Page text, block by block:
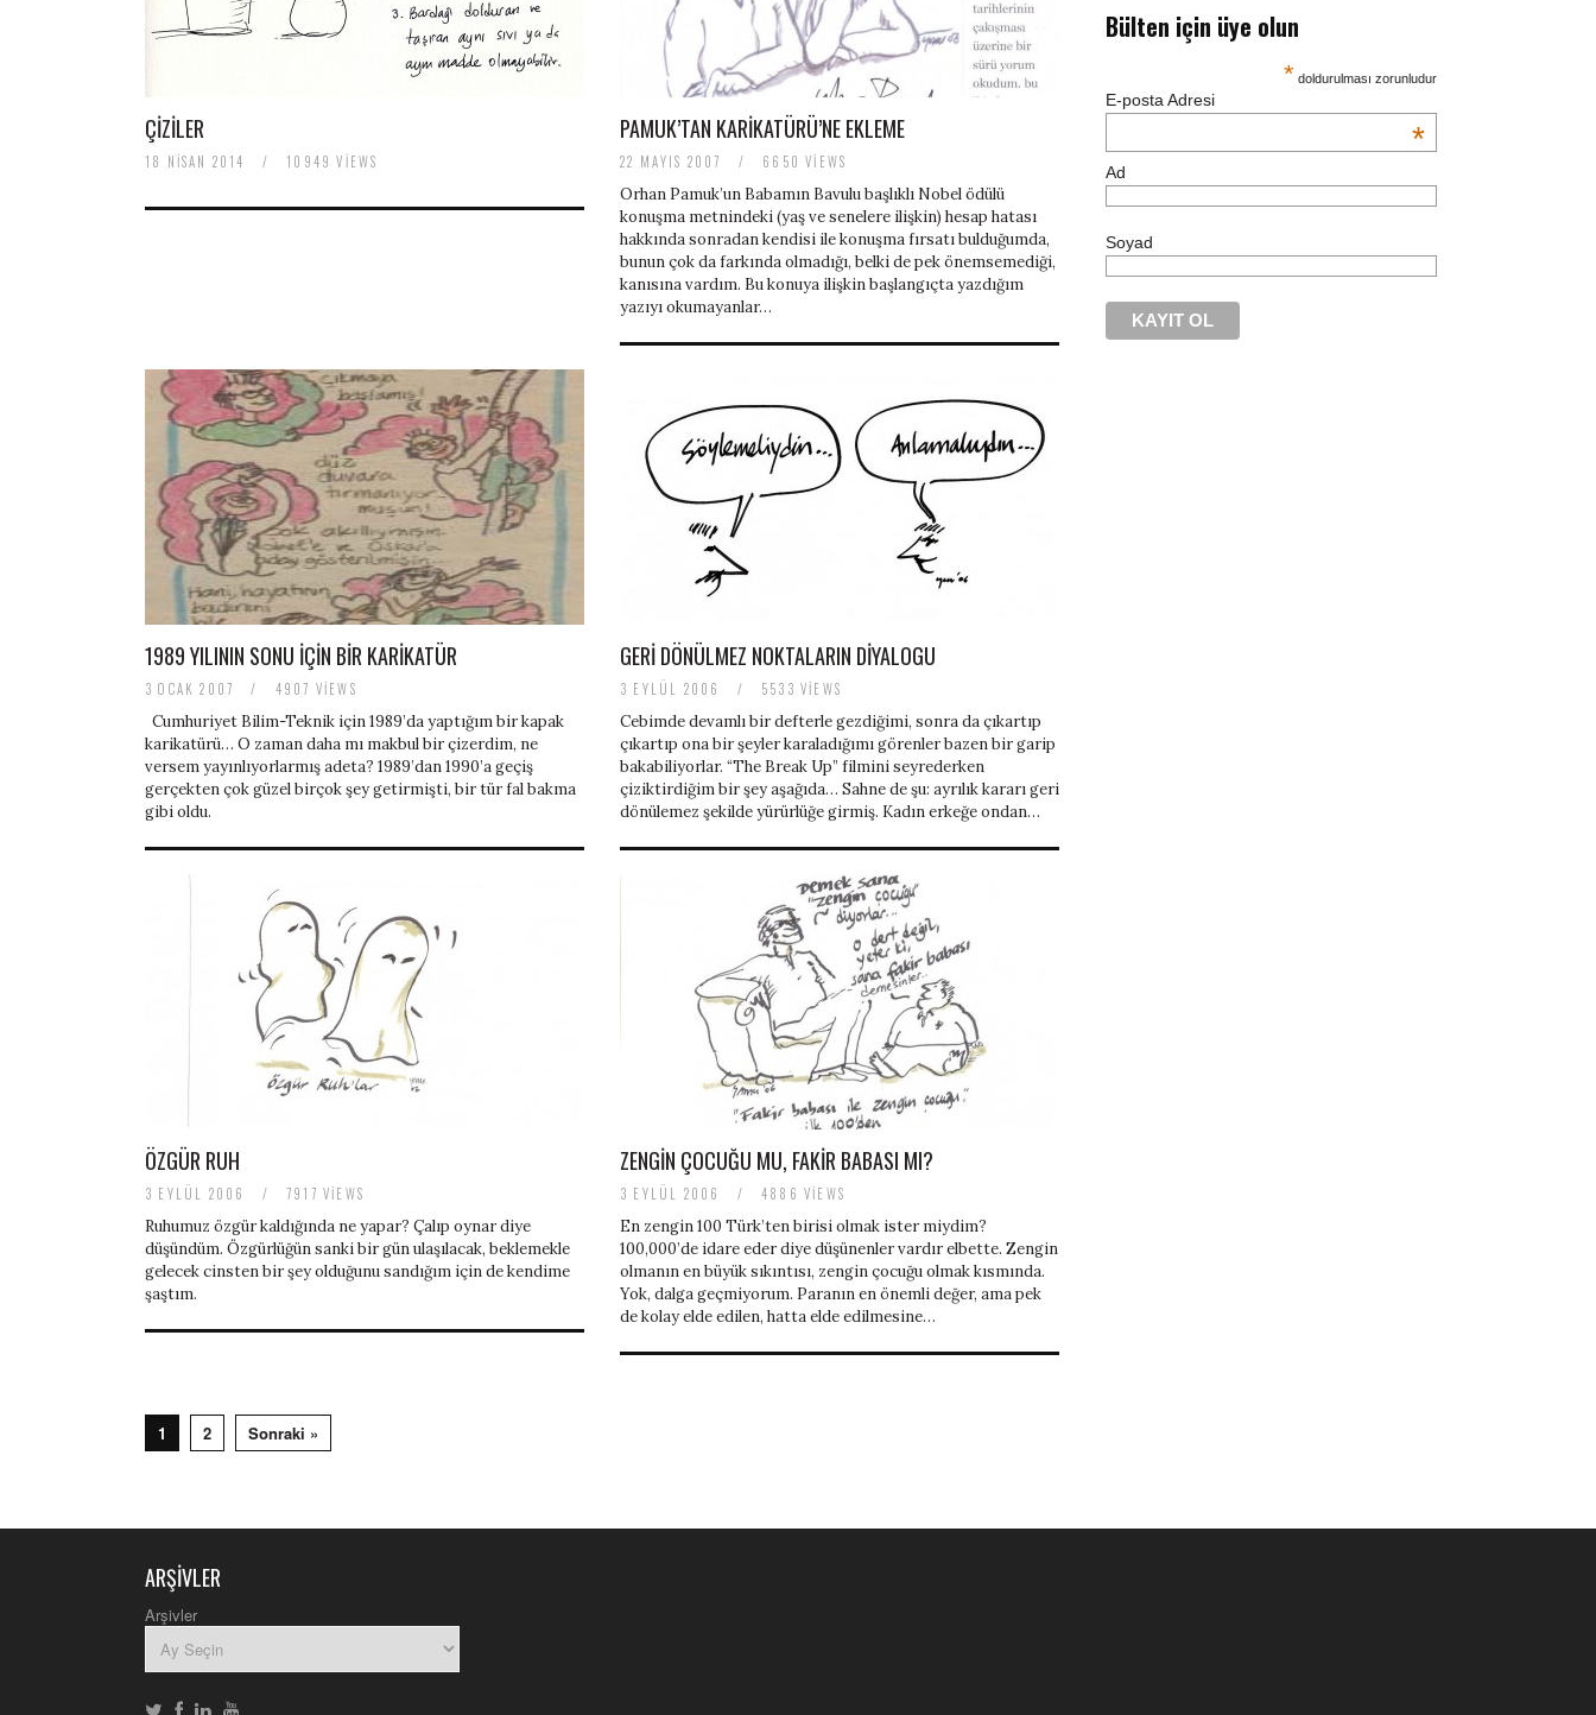
ÇIZILER
18 NISAN 2014 / 10949 VIEWS
PAMUK’TAN KARIKATÜRÜ’NE EKLEME
22 MAYIS 2007 / 6650 VIEWS
Orhan Pamuk’un Babamın Bavulu başlıklı Nobel ödülü
konuşma metnindeki (yaş ve senelere ilişkin) hesap hatası
hakkında sonradan kendisi ile konuşma fırsatı bulduğumda,
bunun çok da farkında olmadığı, belki de pek önemsemediği,
kanısına vardım. Bu konuya ilişkin başlangıçta yazdığım
yazıyı okumayanlar…
1989 YILININ SONU IÇIN BIR KARIKATÜR
3 OCAK 2007 / 4907 VIEWS
Cumhuriyet Bilim-Teknik için 1989’da yaptığım bir kapak
karikatürü… O zaman daha mı makbul bir çizerdim, ne
versem yayınlıyorlarmış adeta? 1989’dan 1990’a geçiş
gerçekten çok güzel birçok şey getirmişti, bir tür fal bakma
gibi oldu.
GERI DÖNÜLMEZ NOKTALARIN DIYALOGU
3 EYLÜL 2006 / 5533 VIEWS
Cebimde devamlı bir defterle gezdiğimi, sonra da çıkartıp
çıkartıp ona bir şeyler karaladığımı görenler bazen bir garip
bakabiliyorlar. “The Break Up” filmini seyrederken
çiziktirdiğim bir şey aşağıda… Sahne de şu: ayrılık kararı geri
dönülemez şekilde yürürlüğe girmiş. Kadın erkeğe ondan…
ÖZGÜR RUH
3 EYLÜL 2006 / 7917 VIEWS
Ruhumuz özgür kaldığında ne yapar? Çalıp oynar diye
düşündüm. Özgürlüğün sanki bir gün ulaşılacak, beklemekle
gelecek cinsten bir şey olduğunu sandığım için de kendime
şaştım.
ZENGIN ÇOCUĞU MU, FAKIR BABASI MI?
3 EYLÜL 2006 / 4886 VIEWS
En zengin 100 Türk’ten birisi olmak ister miydim?
100,000’de idare eder diye düşünenler vardır elbette. Zengin
olmanın en büyük sıkıntısı, zengin çocuğu olmak kısmında.
Yok, dalga geçmiyorum. Paranın en önemli değer, ama pek
de kolay elde edilen, hatta elde edilmesine…
1 2 Sonraki »
Bülten için üye olun
* doldurulması zorunludur
E-posta Adresi
*
Ad
Soyad
ARŞIVLER
Arşivler
nike
max
pas
cher